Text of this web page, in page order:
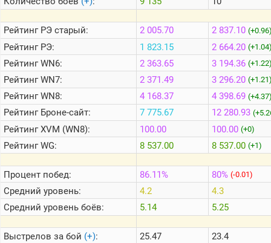
Теlegram
ВК
Портал
Мира
Танков
РейтингРЭ старый:
РейтингРЭ:
РейтингWN6:
РейтингWN7:
РейтингWN8:
РейтингБроне-сайт:
РейтингXVM (WN8):
РейтингWG:
Процент побед:
Средний уровень:
Средний уровень боёв:
Выстрелов за бой (+):
2 005.70
1 823.15
2 363.65
2 371.49
4 168.37
7 775.67
100.00
8 537.00
86.11%
4.2
5.14
25.47
2 837.10
2 664.20
3 194.36
3 296.20
4 398.69
12 280.93
100.00 (+0)
8 537.00 (+1)
80% (-0.01)
4.3
5.25
23.4